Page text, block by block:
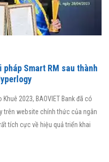
pháp Smart RM sau thành
2023, BAOVIET Bank đã có
trên website chính thức của ngân
tích cực về hiệu quả triển khai